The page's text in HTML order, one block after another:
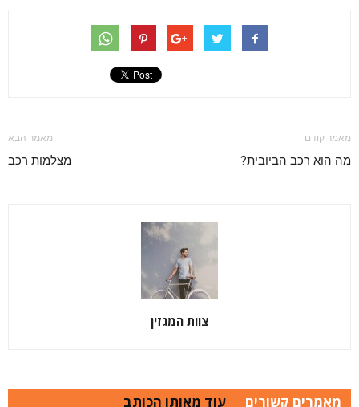
מאמר קודם
מה הוא רכב הביובית?
מאמר הבא
מצלמות רכב
צוות המגזין
מאמרים קשורים עוד מאותו הכותב